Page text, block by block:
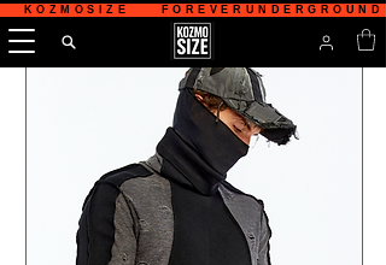
KOZMOSIZE    FOREVERUNDERGROUND